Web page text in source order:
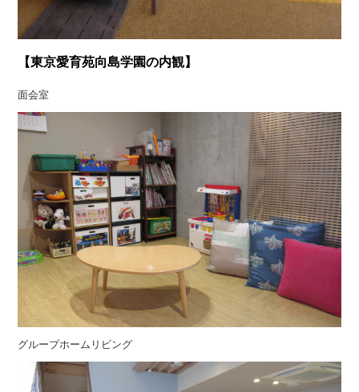
【東京愛育苑向島学園の内観】
面会室
グループホームリビング